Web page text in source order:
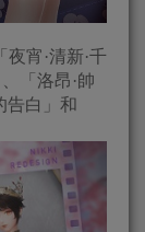
宵·清新·千
「洛昂·帥
告白」和